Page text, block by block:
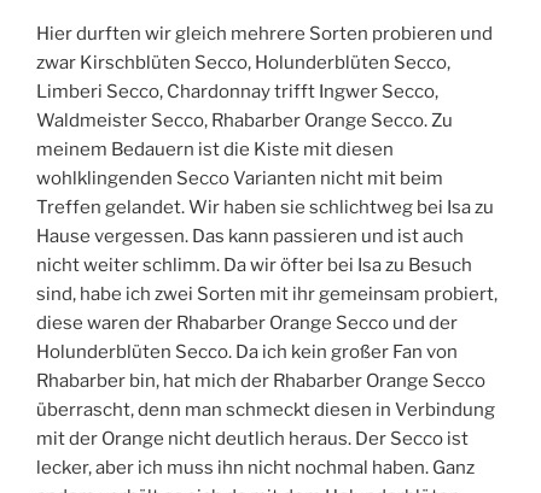
Hier durften wir gleich mehrere Sorten probieren und
zwar Kirschblüten Secco, Holunderblüten Secco,
Limberi Secco, Chardonnay trifft Ingwer Secco,
Waldmeister Secco, Rhabarber Orange Secco. Zu
meinem Bedauern ist die Kiste mit diesen
wohlklingenden Secco Varianten nicht mit beim
Treffen gelandet. Wir haben sie schlichtweg bei Isa zu
Hause vergessen. Das kann passieren und ist auch
nicht weiter schlimm. Da wir öfter bei Isa zu Besuch
sind, habe ich zwei Sorten mit ihr gemeinsam probiert,
diese waren der Rhabarber Orange Secco und der
Holunderblüten Secco. Da ich kein großer Fan von
Rhabarber bin, hat mich der Rhabarber Orange Secco
überrascht, denn man schmeckt diesen in Verbindung
mit der Orange nicht deutlich heraus. Der Secco ist
lecker, aber ich muss ihn nicht nochmal haben. Ganz